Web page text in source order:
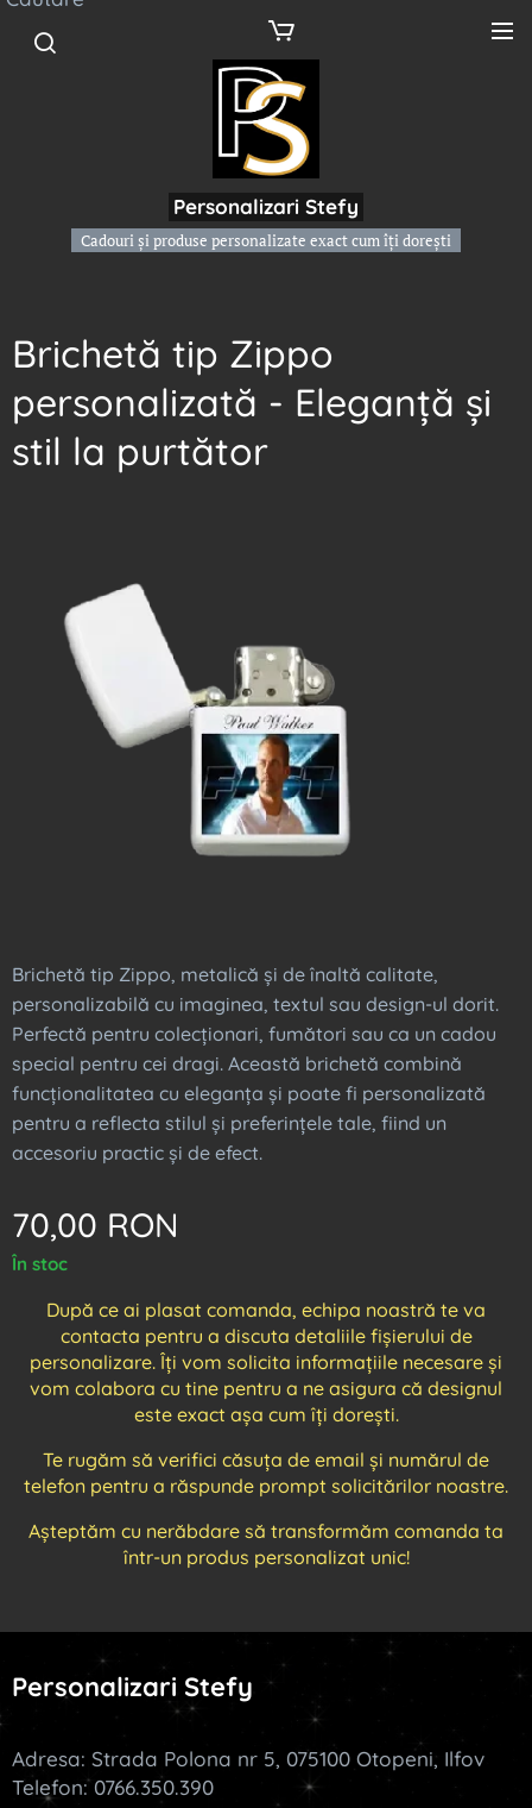
Personalizari Stefy
Cadouri și produse personalizate exact cum îți dorești
Brichetă tip Zippo
personalizată - Eleganță și
stil la purtător
Brichetă tip Zippo, metalică și de înaltă calitate,
personalizabilă cu imaginea, textul sau design-ul dorit.
Perfectă pentru colecționari, fumători sau ca un cadou
special pentru cei dragi. Această brichetă combină
funcționalitatea cu eleganța și poate fi personalizată
pentru a reflecta stilul și preferințele tale, fiind un
accesoriu practic și de efect.
70,00 RON
În stoc
După ce ai plasat comanda, echipa noastră te va
contacta pentru a discuta detaliile fișierului de
personalizare. Îți vom solicita informațiile necesare și
vom colabora cu tine pentru a ne asigura că designul
este exact așa cum îți dorești.
Te rugăm să verifici căsuța de email și numărul de
telefon pentru a răspunde prompt solicitărilor noastre.
Așteptăm cu nerăbdare să transformăm comanda ta
într-un produs personalizat unic!
Personalizari Stefy
Adresa: Strada Polona nr 5, 075100 Otopeni, Ilfov
Telefon: 0766.350.390